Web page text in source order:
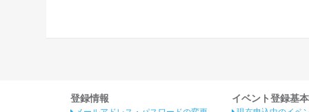
登録情報 イベント登録基